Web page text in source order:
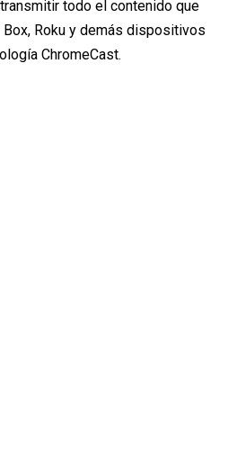
todo el contenido que
Box, Roku y demás dispositivos
ChromeCast.